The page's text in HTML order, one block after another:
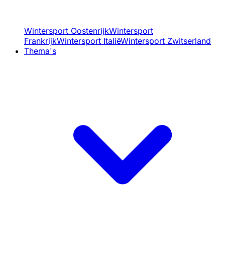
Wintersport OostenrijkWintersport
FrankrijkWintersport ItaliëWintersport Zwitserland
Thema's